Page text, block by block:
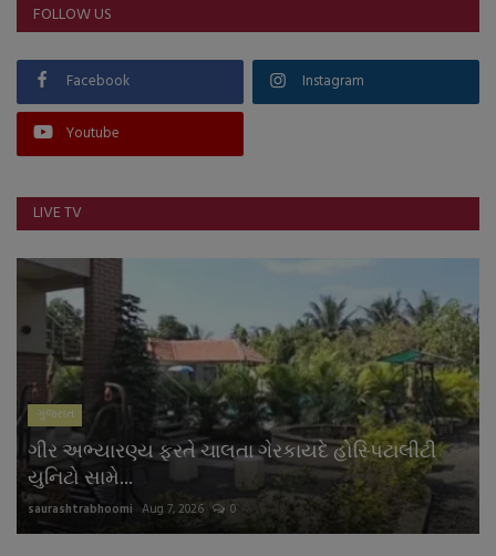
FOLLOW US
Facebook Instagram
Youtube
LIVE TV
ગુજરાત
ગીર અભ્યારણ્ય ફરતે ચાલતા ગેરકાયદે હોસ્પિટાલીટી
યુનિટો સામે...
saurashtrabhoomi Aug 7, 2026 0